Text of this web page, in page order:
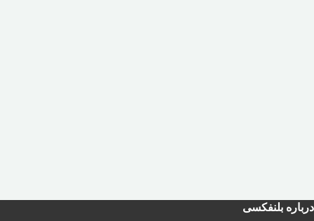
درباره بلنفکسی